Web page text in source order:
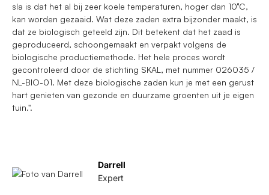
sla is dat het al bij zeer koele temperaturen, hoger dan 10°C,
kan worden gezaaid. Wat deze zaden extra bijzonder maakt, is
dat ze biologisch geteeld zijn. Dit betekent dat het zaad is
geproduceerd, schoongemaakt en verpakt volgens de
biologische productiemethode. Het hele proces wordt
gecontroleerd door de stichting SKAL, met nummer 026035 /
NL-BIO-01. Met deze biologische zaden kun je met een gerust
hart genieten van gezonde en duurzame groenten uit je eigen
tuin.".
Darrell
Expert